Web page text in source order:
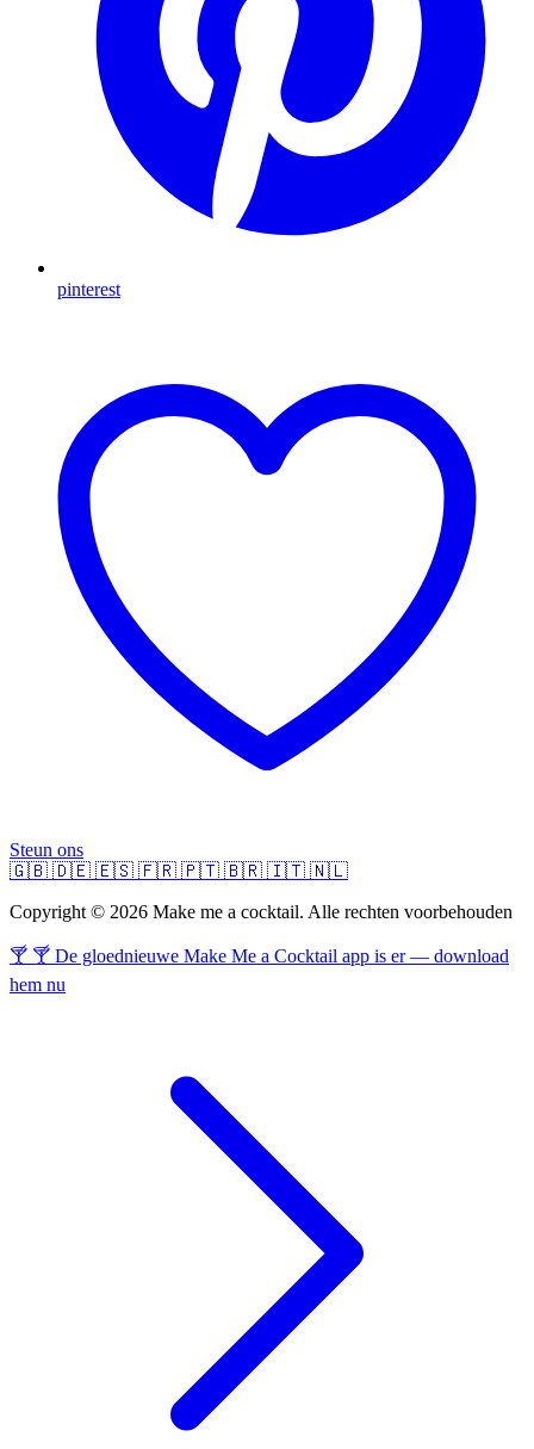
pinterest
Steun ons
🇬🇧 🇩🇪 🇪🇸 🇫🇷 🇵🇹 🇧🇷 🇮🇹 🇳🇱
Copyright © 2026 Make me a cocktail. Alle rechten voorbehouden
🍸 🍸 De gloednieuwe Make Me a Cocktail app is er — download
hem nu